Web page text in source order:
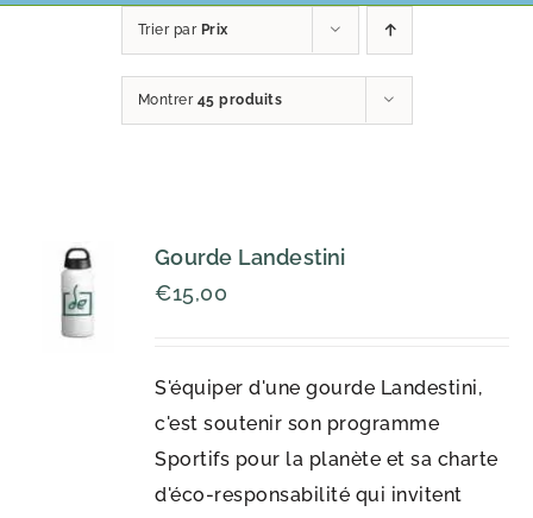
Trier par Prix
Montrer 45 produits
Gourde Landestini
€15,00
S'équiper d'une gourde Landestini,
c'est soutenir son programme
Sportifs pour la planète et sa charte
d'éco-responsabilité qui invitent